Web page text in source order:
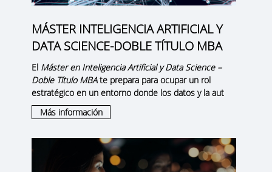
MÁSTER INTELIGENCIA ARTIFICIAL Y
DATA SCIENCE-DOBLE TÍTULO MBA
El Máster en Inteligencia Artificial y Data Science –
Doble Título MBAte prepara para ocupar un rol
estratégico en un entorno donde los datos y la aut
Más información